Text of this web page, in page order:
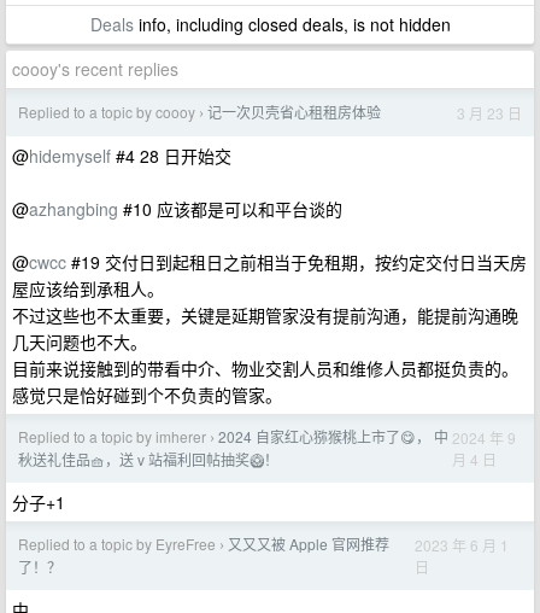
Dealsinfo, including closed deals, is not hidden
coooy's recent replies
Replied to a topic by coooy › 记一次贝壳省心租租房体验 3 月 23 日
@hidemyself #4 28 日开始交
@azhangbing #10 应该都是可以和平台谈的
@cwcc #19 交付日到起租日之前相当于免租期，按约定交付日当天房
屋应该给到承租人。
不过这些也不太重要，关键是延期管家没有提前沟通，能提前沟通晚
几天问题也不大。
目前来说接触到的带看中介、物业交割人员和维修人员都挺负责的。
感觉只是恰好碰到个不负责的管家。
Replied to a topic by imherer › 2024 自家红心猕猴桃上市了😋， 中
秋送礼佳品🧺，送 v 站福利回帖抽奖🥝！
2024 年 9
月 4 日
分子+1
Replied to a topic by EyreFree › 又又又被 Apple 官网推荐
了！？
2023 年 6 月 1
日